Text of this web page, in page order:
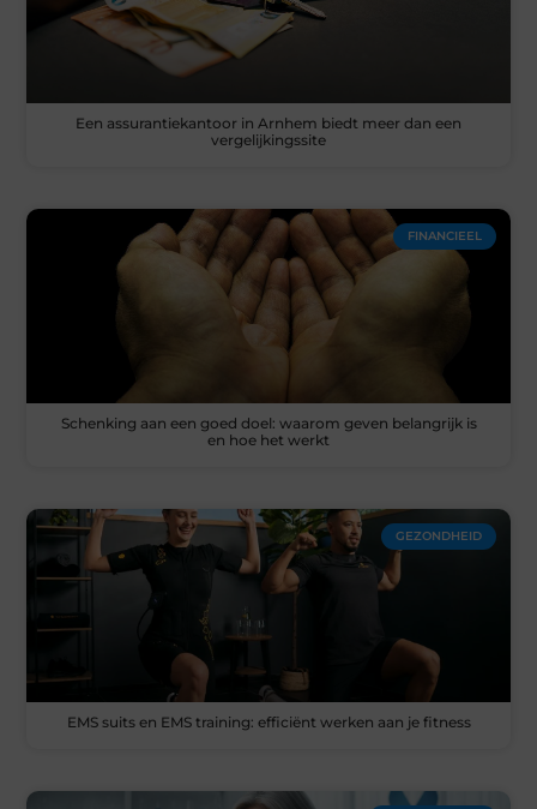
Een assurantiekantoor in Arnhem biedt meer dan een
vergelijkingssite
FINANCIEEL
Schenking aan een goed doel: waarom geven belangrijk is
en hoe het werkt
GEZONDHEID
EMS suits en EMS training: efficiënt werken aan je fitness